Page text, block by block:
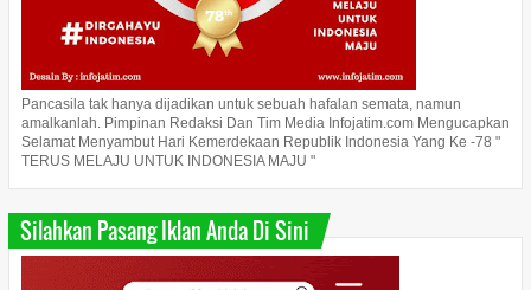
Pancasila tak hanya dijadikan untuk sebuah hafalan semata, namun
amalkanlah. Pimpinan Redaksi Dan Tim Media Infojatim.com Mengucapkan
Selamat Menyambut Hari Kemerdekaan Republik Indonesia Yang Ke -78 "
TERUS MELAJU UNTUK INDONESIA MAJU "
Silahkan Pasang Iklan Anda Di Sini